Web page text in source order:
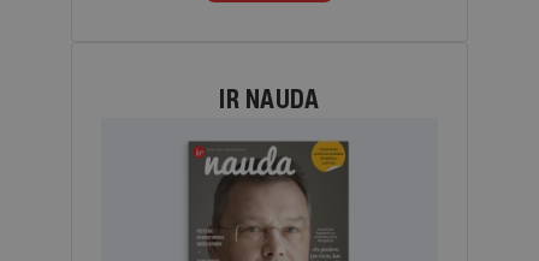
IR NAUDA